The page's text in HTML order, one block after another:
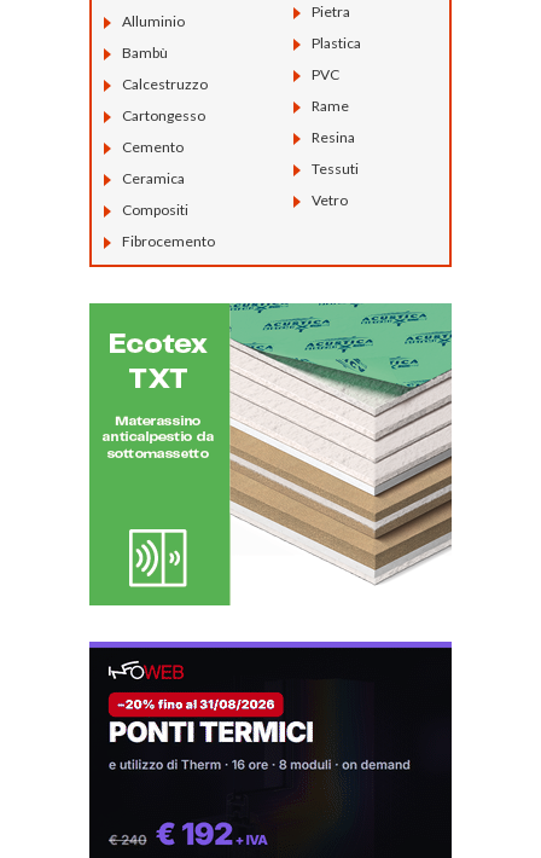
Alluminio
Bambù
Calcestruzzo
Cartongesso
Cemento
Ceramica
Compositi
Fibrocemento
Pietra
Plastica
PVC
Rame
Resina
Tessuti
Vetro